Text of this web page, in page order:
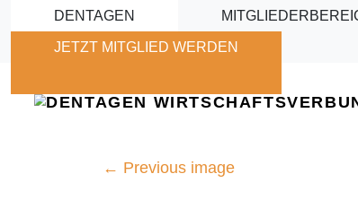
Skip to main content
DENTAGEN
JETZT MITGLIED WERDEN
← Previous image